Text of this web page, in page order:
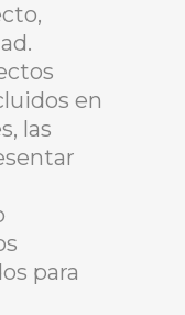
en
las
para